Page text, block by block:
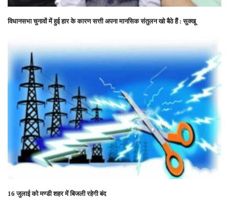
विधानसभा चुनावों में हुई हार के कारण सत्ती अपना मानसिक संतुलन खो बैठे हैं : सुक्खू
16 जुलाई को मण्डी शहर में बिजली रहेगी बंद